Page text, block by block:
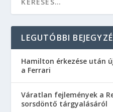
LEGUTÓBBI
Hamilton érkezése után
a Ferrari
Váratlan fejlemények a
sorsdöntő tárgyalásáról